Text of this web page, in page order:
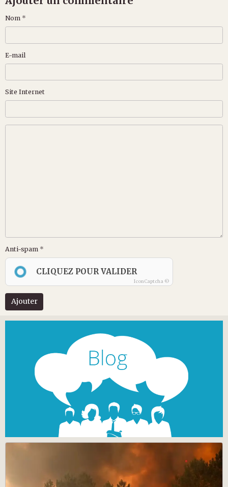
Nom
E-mail
Site Internet
Anti-spam
CLIQUEZ POUR VALIDER
IconCaptcha ©
Ajouter